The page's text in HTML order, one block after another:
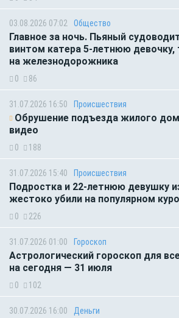
03.08.2026 07:02 Общество
Главное за ночь. Пьяный
винтом катера 5-летнюю девочку,
на железнодорожника
0 86
31.07.2026 16:50 Происшествия
Обрушение подъезда жилого
видео
0 188
31.07.2026 15:40 Происшествия
Подростка и 22-летнюю девушку
жестоко убили на популярном
0 226
31.07.2026 01:00 Гороскоп
Астрологический гороскоп для
на сегодня — 31 июля
0 102
30.07.2026 16:00 Деньги